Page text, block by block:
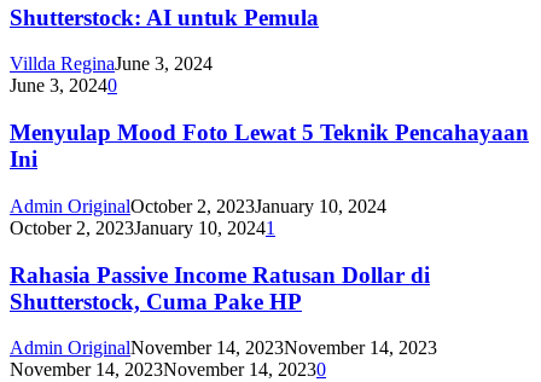
Shutterstock: AI untuk Pemula
Villda ReginaJune 3, 2024
June 3, 20240
Menyulap Mood Foto Lewat 5 Teknik Pencahayaan
Ini
Admin OriginalOctober 2, 2023January 10, 2024
October 2, 2023January 10, 20241
Rahasia Passive Income Ratusan Dollar di
Shutterstock, Cuma Pake HP
Admin OriginalNovember 14, 2023November 14, 2023
November 14, 2023November 14, 20230